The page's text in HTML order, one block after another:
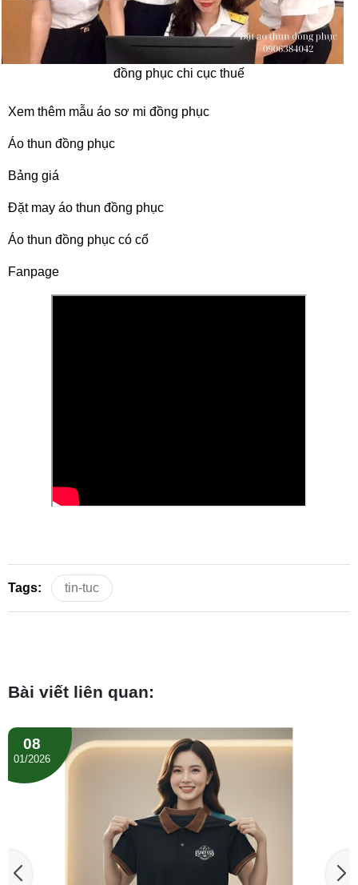
đồng phục chi cục thuế
Xem thêm mẫu áo sơ mi đồng phục
Áo thun đồng phục
Bảng giá
Đặt may áo thun đồng phục
Áo thun đồng phục có cổ
Fanpage
Tags: tin-tuc
Bài viết liên quan:
08
01/2026